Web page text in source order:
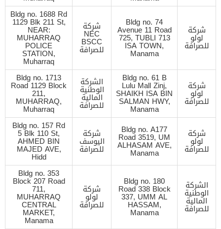
شركة
لولو
للصرافة
Bldg no. 74
Avenue 11 Road
725, TUBLI 713
ISA TOWN,
Manama
شركة
NEC
BSCC
للصرافة
Bldg no. 1688 Rd
1129 Blk 211 St,
NEAR:
MUHARRAQ
POLICE
STATION,
Muharraq
شركة
لولو
للصرافة
Bldg no. 61 B
Lulu Mall Zinj,
SHAIKH ISA BIN
SALMAN HWY,
Manama
الشركة
الوطنية
المالية
للصرافة
Bldg no. 1713
Road 1129 Block
211,
MUHARRAQ,
Muharraq
شركة
لولو
للصرافة
Bldg no. A177
Road 3519, UM
ALHASAM AVE,
Manama
شركة
اليوسف
للصرافة
Bldg no. 157 Rd
5 Blk 110 St,
AHMED BIN
MAJED AVE,
Hidd
الشركة
الوطنية
المالية
للصرافة
Bldg no. 180
Road 338 Block
337, UMM AL
HASSAM,
Manama
شركة
لولو
للصرافة
Bldg no. 353
Block 207 Road
711,
MUHARRAQ
CENTRAL
MARKET,
Manama